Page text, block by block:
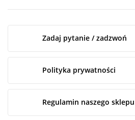
Zadaj pytanie / zadzwoń
Polityka prywatności
Regulamin naszego sklepu
UTWÓRZ LISTĘ ŻYCZEŃ
ZALOGUJ SIĘ